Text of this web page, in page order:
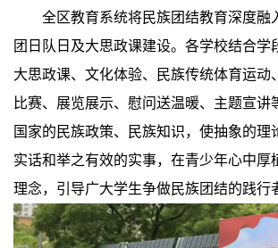
全区教育系统将民族团结教育深度融
团日队日及大思政课建设。各学校结合学
大思政课、文化体验、民族传统体育运动
比赛、展览展示、慰问送温暖、主题宣讲
国家的民族政策、民族知识，使抽象的理
实话和举之有效的实事，在青少年心中厚
理念，引导广大学生争做民族团结的践行